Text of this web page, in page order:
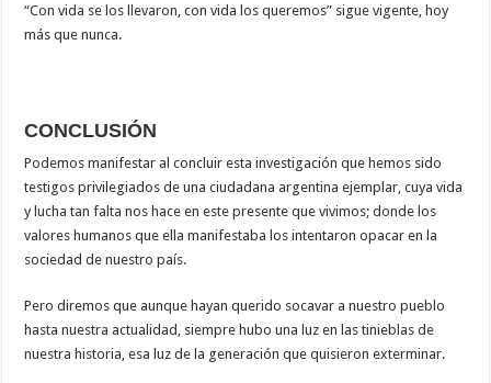
“Con vida se los llevaron, con vida los queremos” sigue vigente, hoy
más que nunca.
CONCLUSIÓN
Podemos manifestar al concluir esta investigación que hemos sido
testigos privilegiados de una ciudadana argentina ejemplar, cuya vida
y lucha tan falta nos hace en este presente que vivimos; donde los
valores humanos que ella manifestaba los intentaron opacar en la
sociedad de nuestro país.
Pero diremos que aunque hayan querido socavar a nuestro pueblo
hasta nuestra actualidad, siempre hubo una luz en las tinieblas de
nuestra historia, esa luz de la generación que quisieron exterminar.